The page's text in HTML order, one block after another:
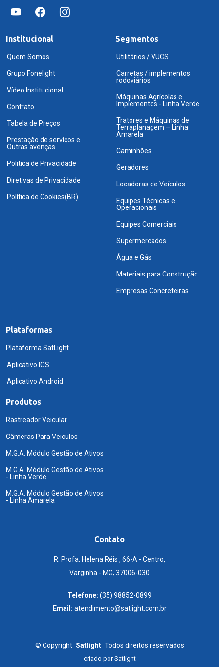
Institucional
Quem Somos
Grupo Fonelight
Vídeo Institucional
Contrato
Tabela de Preços
Prestação de serviços e
Outras avenças
Política de Privacidade
Diretivas de Privacidade
Política de Cookies(BR)
Segmentos
Utilitários / VUCS
Carretas / implementos
rodoviários
Máquinas Agrícolas e
Implementos - Linha Verde
Tratores e Máquinas de
Terraplanagem – Linha
Amarela
Caminhões
Geradores
Locadoras de Veículos
Equipes Técnicas e
Operacionais
Equipes Comerciais
Supermercados
Água e Gás
Materiais para Construção
Empresas Concreteiras
Plataformas
Plataforma SatLight
Aplicativo IOS
Aplicativo Android
Produtos
Rastreador Veicular
Câmeras Para Veiculos
M.G.A. Módulo Gestão de Ativos
M.G.A. Módulo Gestão de Ativos
- Linha Verde
M.G.A. Módulo Gestão de Ativos
- Linha Amarela
Contato
R. Profa. Helena Réis , 66-A - Centro,
Varginha - MG, 37006-030
Telefone: (35) 98852-0899
Email: atendimento@satlight.com.br
© Copyright Satlight Todos direitos reservados
criado porSatlight